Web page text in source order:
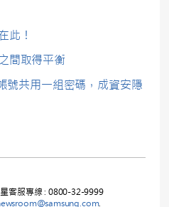
此！
間取得平衡
號共用一組密碼，成資安隱
客服專線 : 0800-32-9999
.